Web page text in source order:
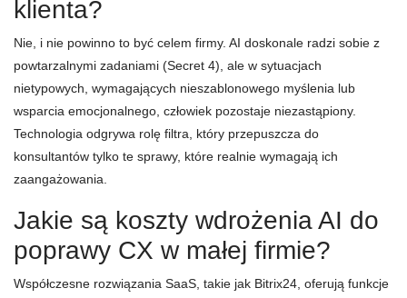
klienta?
Nie, i nie powinno to być celem firmy. AI doskonale radzi sobie z
powtarzalnymi zadaniami (Secret 4), ale w sytuacjach
nietypowych, wymagających nieszablonowego myślenia lub
wsparcia emocjonalnego, człowiek pozostaje niezastąpiony.
Technologia odgrywa rolę filtra, który przepuszcza do
konsultantów tylko te sprawy, które realnie wymagają ich
zaangażowania.
Jakie są koszty wdrożenia AI do
poprawy CX w małej firmie?
Współczesne rozwiązania SaaS, takie jak Bitrix24, oferują funkcje